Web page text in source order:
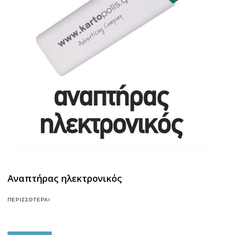
Αναπτήρας ηλεκτρονικός
ΠΕΡΙΣΣΌΤΕΡΑ